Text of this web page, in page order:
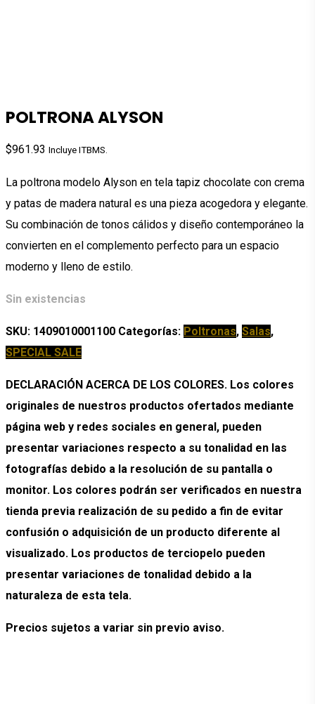
POLTRONA ALYSON
$961.93 Incluye ITBMS.
La poltrona modelo Alyson en tela tapiz chocolate con crema
y patas de madera natural es una pieza acogedora y elegante.
Su combinación de tonos cálidos y diseño contemporáneo la
convierten en el complemento perfecto para un espacio
moderno y lleno de estilo.
Sin existencias
SKU: 1409010001100 Categorías: Poltronas, Salas,
SPECIAL SALE
DECLARACIÓN ACERCA DE LOS COLORES. Los colores
originales de nuestros productos ofertados mediante
página web y redes sociales en general, pueden
presentar variaciones respecto a su tonalidad en las
fotografías debido a la resolución de su pantalla o
monitor. Los colores podrán ser verificados en nuestra
tienda previa realización de su pedido a fin de evitar
confusión o adquisición de un producto diferente al
visualizado. Los productos de terciopelo pueden
presentar variaciones de tonalidad debido a la
naturaleza de esta tela.
Precios sujetos a variar sin previo aviso.